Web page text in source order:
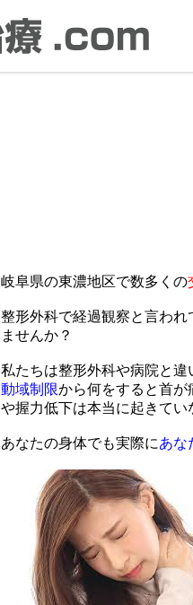
岐阜県の東濃地区で数多くの
整形外科で経過観察と言わ
ませんか？
私たちは整形外科や病院と違
動域制限から何をすると首が
や握力低下は本当に起きてい
あなたの身体でも実際にあな